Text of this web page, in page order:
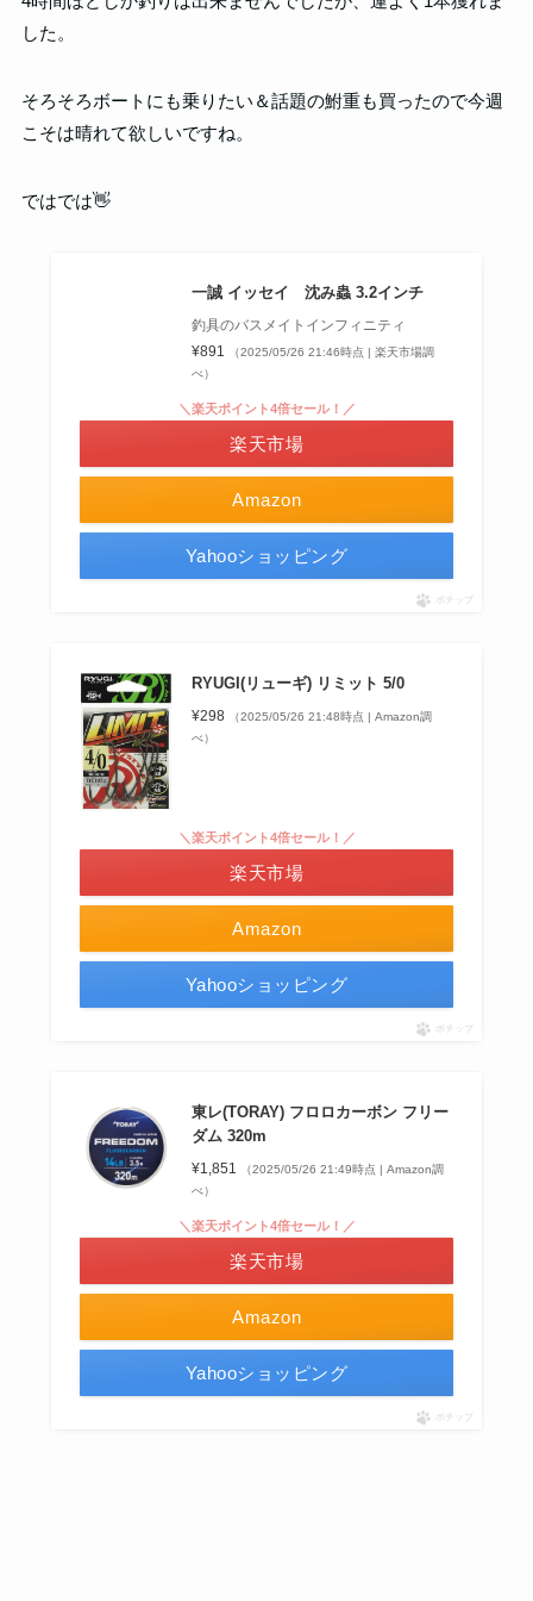
した。
そろそろボートにも乗りたい＆話題の鮒重も買ったので今週
こそは晴れて欲しいですね。
ではでは👋
一誠 イッセイ 沈み蟲 3.2インチ
釣具のバスメイトインフィニティ
¥891
（2025/05/26 21:46時点 | 楽天市場調
べ）
Amazon
＼楽天ポイント4倍セール！／
楽天市場
Yahooショッピング
ポチップ
RYUGI(リューギ) リミット 5/0
¥298
（2025/05/26 21:48時点 | Amazon調
べ）
Amazon
＼楽天ポイント4倍セール！／
楽天市場
Yahooショッピング
ポチップ
東レ(TORAY) フロロカーボン フリー
ダム 320m
¥1,851
（2025/05/26 21:49時点 | Amazon調
べ）
Amazon
＼楽天ポイント4倍セール！／
楽天市場
Yahooショッピング
ポチップ